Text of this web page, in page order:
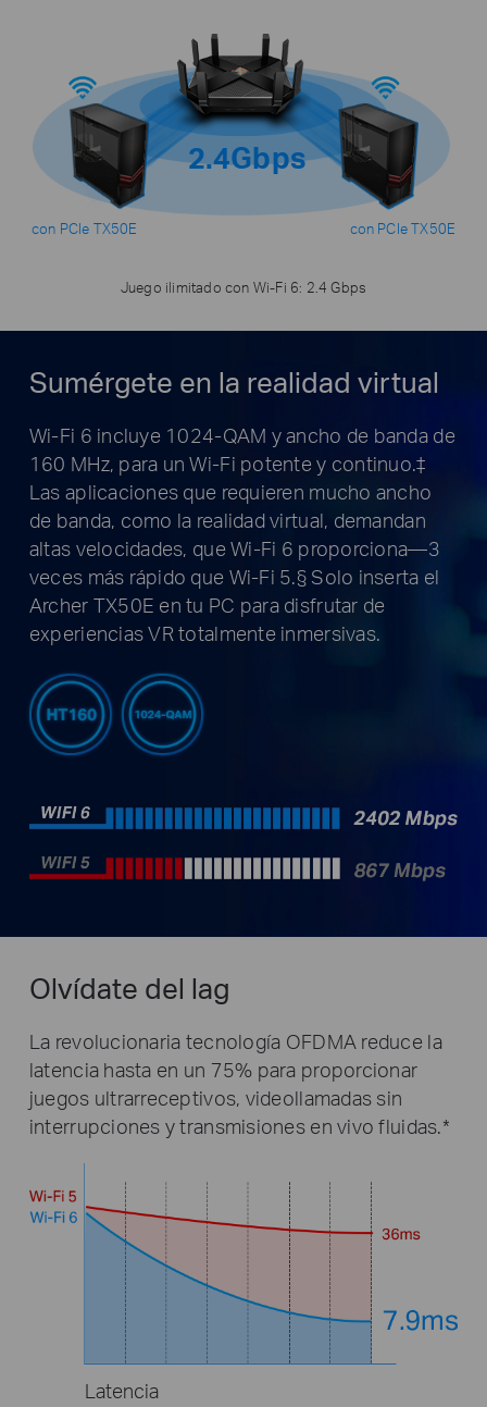
2.4Gbps
con PCIe TX50E con PCIe TX50E
Juego ilimitado con Wi-Fi 6: 2.4 Gbps
Sumérgete en la realidad virtual
Wi-Fi 6 incluye 1024-QAM y ancho de banda de
160 MHz, para un Wi-Fi potente y continuo.‡
Las aplicaciones que requieren mucho ancho
de banda, como la realidad virtual, demandan
altas velocidades, que Wi-Fi 6 proporciona—3
veces más rápido que Wi-Fi 5.§ Solo inserta el
Archer TX50E en tu PC para disfrutar de
experiencias VR totalmente inmersivas.
Olvídate del lag
La revolucionaria tecnología OFDMA reduce la
latencia hasta en un 75% para proporcionar
juegos ultrarreceptivos, videollamadas sin
interrupciones y transmisiones en vivo fluidas.*
Latencia